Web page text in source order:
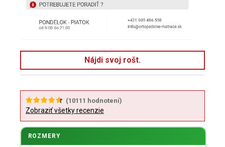
Nájdi svoj rošt.
(10111 hodnotení)
Zobraziť všetky recenzie
ROZMERY